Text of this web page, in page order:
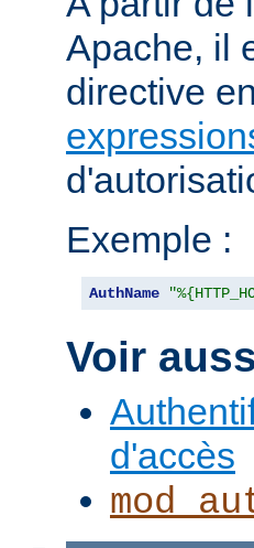
Apache, il
directive
Exemple :
AuthName
Voir
d'accès